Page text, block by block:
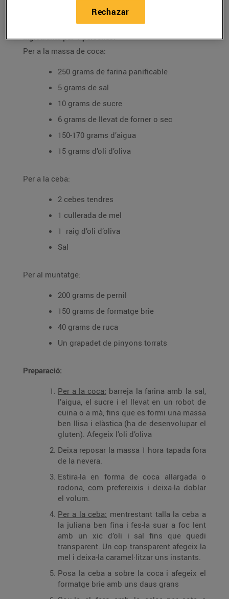
Ingredients per 4 persones:
Per a la massa de coca:
250 grams de farina panificable
5 grams de sal
10 grams de sucre
6 grams de llevat de forner o sec
150-170 grams d’aigua
15 grams d’oli d’oliva
Per a la ceba:
2 cebes tendres
1 cullerada de mel
1 raig d’oli d’oliva
Sal
Per al muntatge:
200 grams de pernil
150 grams de formatge brie
40 grams de ruca
Un grapadet de pinyons torrats
Preparació:
Per a la coca: barreja la farina amb la sal,
l’aigua, el sucre i el llevat en un robot de
cuina o a mà, fins que es formi una massa
ben llisa i elàstica (ha de desenvolupar el
gluten). Afegeix l’oli d’oliva
Deixa reposar la massa 1 hora tapada fora
de la nevera.
Estira-la en forma de coca allargada o
rodona, com prefereixis i deixa-la doblar
el volum.
Per a la ceba: mentrestant talla la ceba a
la juliana ben fina i fes-la suar a foc lent
amb un xic d’oli i sal fins que quedi
transparent. Un cop transparent afegeix la
mel i deixa-la caramel·litzar uns instants.
Posa la ceba a sobre la coca i afegeix el
formatge brie amb uns daus grans
Rechazar